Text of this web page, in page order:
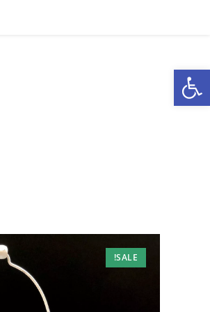
פתח סרגל נגישות
SALE!